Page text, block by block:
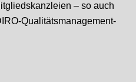
– so auch
Qualitäts­management-